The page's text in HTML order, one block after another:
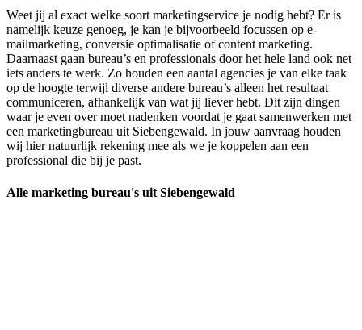
Weet jij al exact welke soort marketingservice je nodig hebt? Er is
namelijk keuze genoeg, je kan je bijvoorbeeld focussen op e-
mailmarketing, conversie optimalisatie of content marketing.
Daarnaast gaan bureau’s en professionals door het hele land ook net
iets anders te werk. Zo houden een aantal agencies je van elke taak
op de hoogte terwijl diverse andere bureau’s alleen het resultaat
communiceren, afhankelijk van wat jij liever hebt. Dit zijn dingen
waar je even over moet nadenken voordat je gaat samenwerken met
een marketingbureau uit Siebengewald. In jouw aanvraag houden
wij hier natuurlijk rekening mee als we je koppelen aan een
professional die bij je past.
Alle marketing bureau's uit Siebengewald